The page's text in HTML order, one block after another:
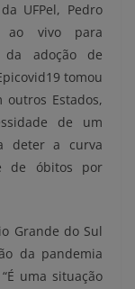
UFPel, Pedro
ao vivo para
adoção de
tomou
Estados,
de um
deter a curva
de óbitos por
Grande do Sul
da pandemia
uma situação